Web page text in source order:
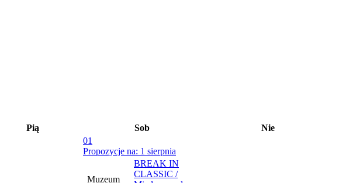
Pią Sob Nie
01
Propozycje na: 1 sierpnia
Muzeum
BREAK IN
CLASSIC /